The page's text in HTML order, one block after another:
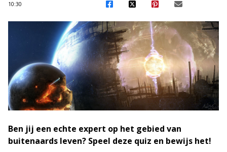
10:30
Ben jij een echte expert op het gebied van
buitenaards leven? Speel deze quiz en bewijs het!